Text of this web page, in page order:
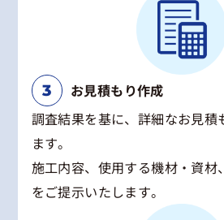
お見積もり作成
調査結果を基に、詳細なお見積
ます。
施工内容、使用する機材・資材
をご提示いたします。